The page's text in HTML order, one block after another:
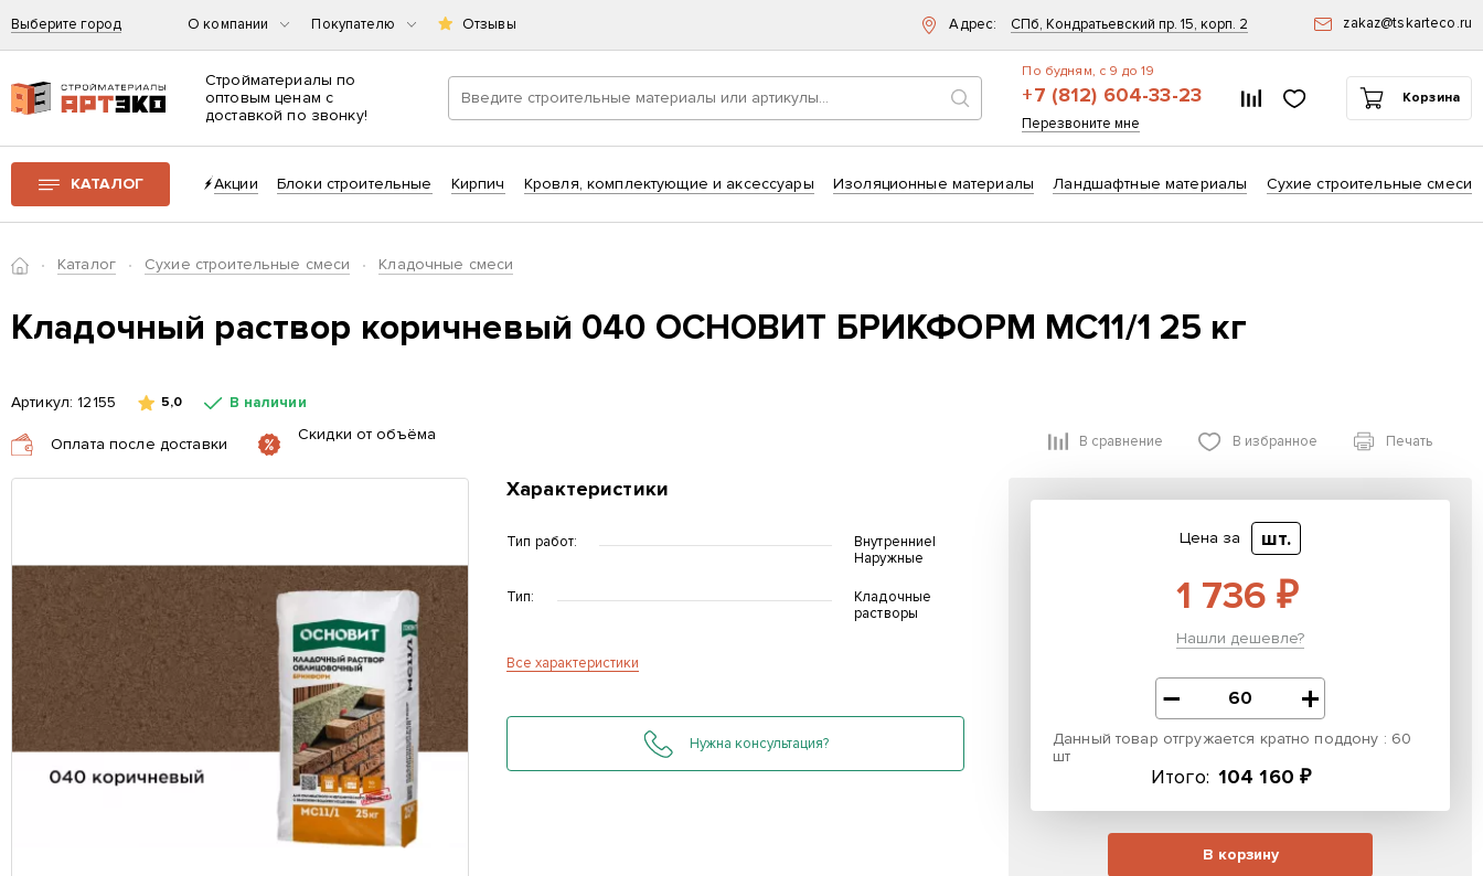
Выберите город О компании Покупателю Отзывы Адрес: СПб, Кондратьевский пр. 15, корп. 2 zakaz@tskarteco.ru
Интернет-магазин строительных материалов «АРТЭКО»
Стройматериалы по
оптовым ценам с
доставкой по звонку!
Поиск
По будням, с 9 до 19
+7 (812) 604-33-23
Перезвоните мне
Список сравнения
Избранное Корзина
КАТАЛОГ Акции Блоки строительные Кирпич Кровля, комплектующие и аксессуары Изоляционные материалы Ландшафтные материалы Сухие строительные смеси
ГлавнаяКаталог Сухие строительные смеси Кладочные смеси
Кладочный раствор коричневый 040 ОСНОВИТ БРИКФОРМ MC11/1 25 кг
Артикул:12155 5,0 В наличии
Оплата после доставки
Скидки от объёма
Характеристики
Тип работ:
Внутренние|
Наружные
Тип:
Кладочные
растворы
Все характеристики
Нужна консультация?
В сравнение В избранное Печать
Цена за шт.
1 736 ₽
Нашли дешевле?
Данный товар отгружается кратно поддону : 60
шт
Итого: 104 160 ₽
В корзину